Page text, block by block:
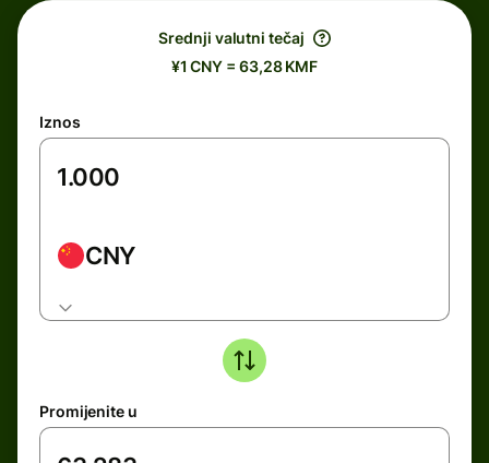
Srednji valutni tečaj
¥1 CNY = 63,28 KMF
Iznos
CNY
Promijenite u